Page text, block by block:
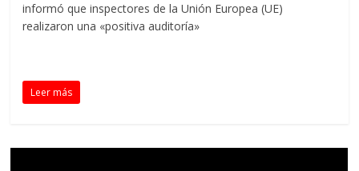
informó que inspectores de la Unión Europea (UE)
realizaron una «positiva auditoría»
Leer más